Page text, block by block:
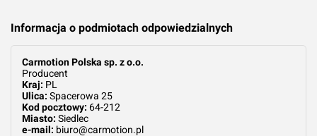
Informacja o podmiotach odpowiedzialnych
Carmotion Polska sp. z o.o.
Producent
Kraj: PL
Ulica: Spacerowa 25
Kod pocztowy: 64-212
Miasto: Siedlec
e-mail: biuro@carmotion.pl